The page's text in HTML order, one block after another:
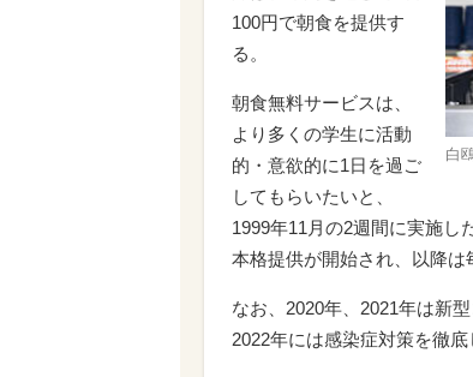
白
100円で朝食を提供す
る。
朝食無料サービスは、
より多くの学生に活動
的・意欲的に1日を過ご
してもらいたいと、
1999年11月の2週間に実施し
本格提供が開始され、以降は
なお、2020年、2021年は新
2022年には感染症対策を徹